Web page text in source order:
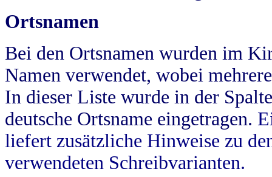
Ortsnamen
Bei den Ortsnamen wurden im
Namen verwendet, wobei
In dieser Liste wurde in der
deutsche Ortsname eingetragen.
liefert zusätzliche Hinweise zu
verwendeten Schreibvarianten.